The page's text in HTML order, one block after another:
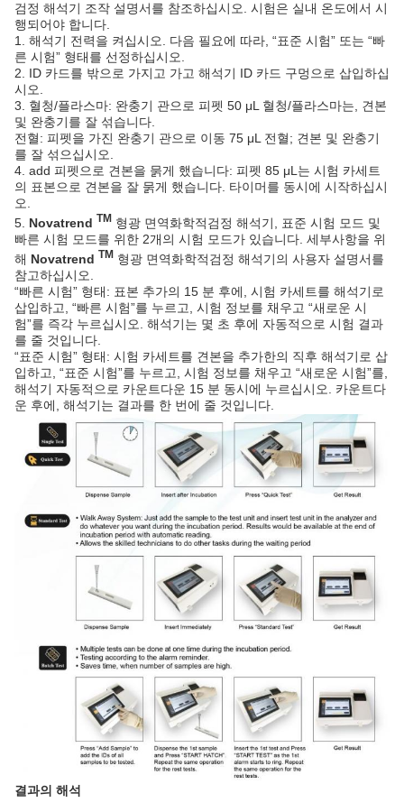
검정 해석기 조작 설명서를 참조하십시오. 시험은 실내 온도에서 시
행되어야 합니다.
1. 해석기 전력을 켜십시오. 다음 필요에 따라, “표준 시험” 또는 “빠
른 시험” 형태를 선정하십시오.
2. ID 카드를 밖으로 가지고 가고 해석기 ID 카드 구멍으로 삽입하십
시오.
3. 혈청/플라스마: 완충기 관으로 피펫 50 μL 혈청/플라스마는, 견본
및 완충기를 잘 섞습니다.
전혈: 피펫을 가진 완충기 관으로 이동 75 μL 전혈; 견본 및 완충기
를 잘 섞으십시오.
4. add 피펫으로 견본을 묽게 했습니다: 피펫 85 μL는 시험 카세트
의 표본으로 견본을 잘 묽게 했습니다. 타이머를 동시에 시작하십시
오.
5. Novatrend TM 형광 면역화학적검정 해석기, 표준 시험 모드 및
빠른 시험 모드를 위한 2개의 시험 모드가 있습니다. 세부사항을 위
해 Novatrend TM 형광 면역화학적검정 해석기의 사용자 설명서를
참고하십시오.
“빠른 시험” 형태: 표본 추가의 15 분 후에, 시험 카세트를 해석기로
삽입하고, “빠른 시험”를 누르고, 시험 정보를 채우고 “새로운 시
험”를 즉각 누르십시오. 해석기는 몇 초 후에 자동적으로 시험 결과
를 줄 것입니다.
“표준 시험” 형태: 시험 카세트를 견본을 추가한의 직후 해석기로 삽
입하고, “표준 시험”를 누르고, 시험 정보를 채우고 “새로운 시험”를,
해석기 자동적으로 카운트다운 15 분 동시에 누르십시오. 카운트다
운 후에, 해석기는 결과를 한 번에 줄 것입니다.
결과의 해석